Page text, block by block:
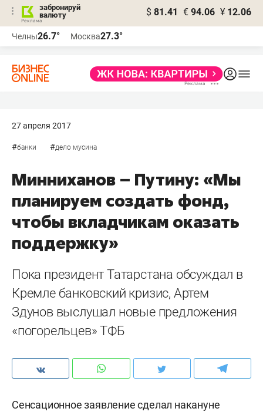
забронируй
валюту
$ 81.41 € 94.06 ¥ 12.06
Челны26.7° Москва27.3°
27 апреля 2017
#банки #дело мусина
Минниханов – Путину: «Мы
планируем создать фонд,
чтобы вкладчикам оказать
поддержку»
Пока президент Татарстана обсуждал в
Кремле банковский кризис, Артем
Здунов выслушал новые предложения
«погорельцев» ТФБ
Сенсационное заявление сделал накануне